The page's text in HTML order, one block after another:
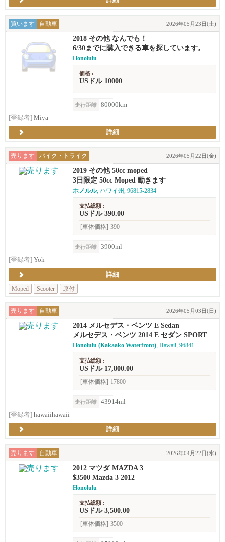
買います 自動車 2026年05月23日(土)
2018 その他 なんでも！
6/30までに購入できる車を探しています。
Honolulu
価格 :
USドル 10000
走行距離
80000km
[登録者] Miya
詳細
売ります バイク・トライク 2026年05月22日(金)
2019 その他 50cc moped
3日限定 50cc Moped 動きます
ホノルル, ハワイ州, 96815-2834
支払総額 :
USドル 390.00
[車体価格] 390
走行距離
3900ml
[登録者] Yoh
詳細
Moped
Scooter 原付
売ります 自動車 2026年05月03日(日)
2014 メルセデス・ベンツ E Sedan
メルセデス・ベンツ 2014 E セダン SPORT
Honolulu (Kakaako Waterfront), Hawaii, 96841
支払総額 :
USドル 17,800.00
[車体価格] 17800
走行距離
43914ml
[登録者] hawaiihawaii
詳細
売ります 自動車 2026年04月22日(水)
2012 マツダ MAZDA 3
$3500 Mazda 3 2012
Honolulu
支払総額 :
USドル 3,500.00
[車体価格] 3500